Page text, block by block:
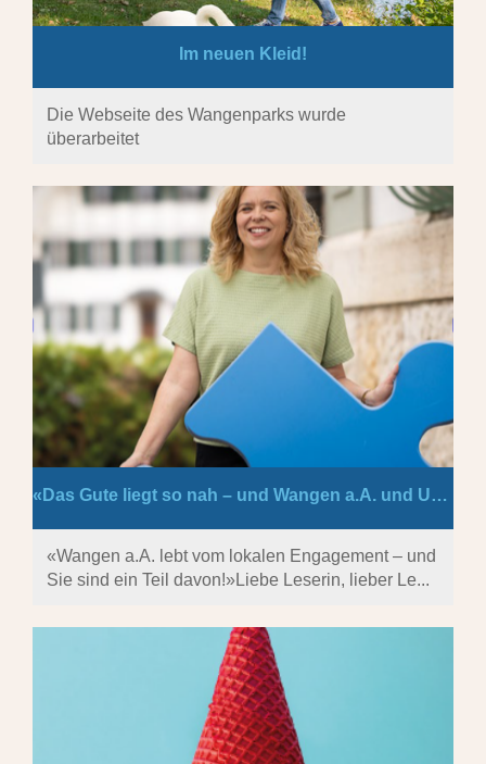
Im neuen Kleid!
Die Webseite des Wangenparks wurde
überarbeitet
«Das Gute liegt so nah – und Wangen a.A. und Umgebung hat viel zu bieten.»
«Wangen a.A. lebt vom lokalen Engagement – und
Sie sind ein Teil davon!»Liebe Leserin, lieber Le...